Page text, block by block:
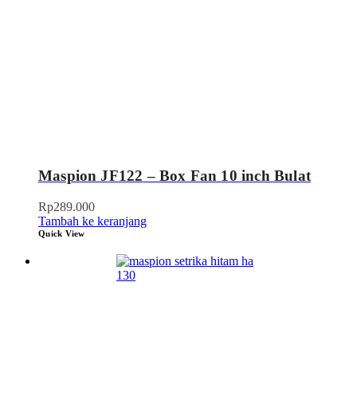
Maspion JF122 – Box Fan 10 inch Bulat
Rp289.000
Tambah ke keranjang
Quick View